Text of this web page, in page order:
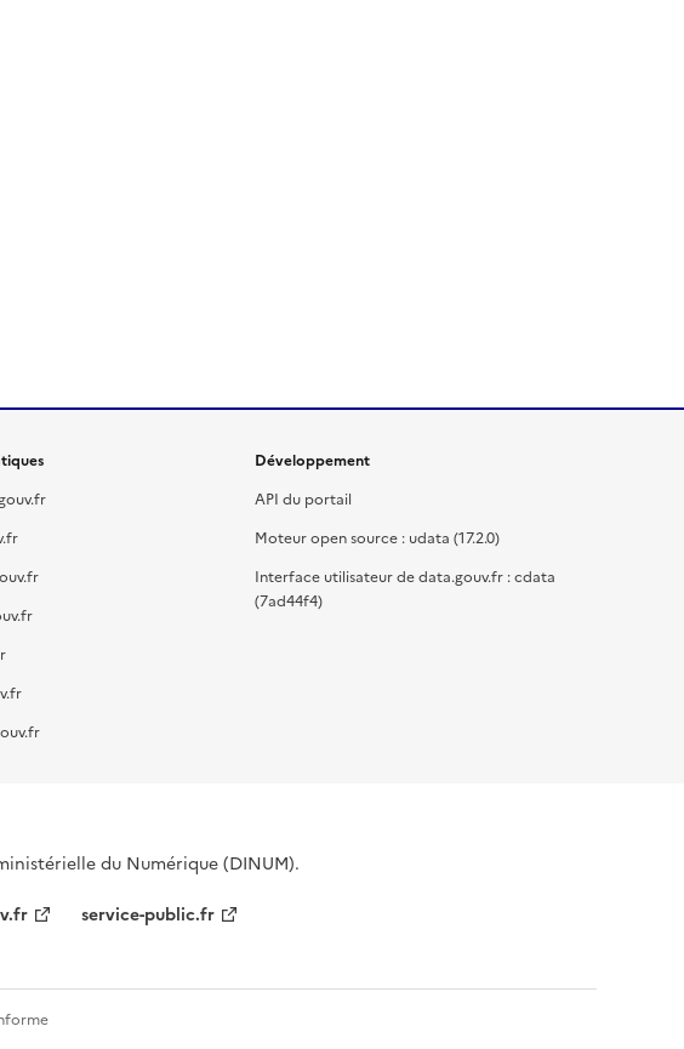
Développement
API du portail
Moteur open source : udata (17.2.0)
Interface utilisateur de data.gouv.fr : cdata
(7ad44f4)
du Numérique (DINUM).
service-public.fr